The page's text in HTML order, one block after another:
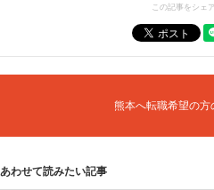
この記事をシェ
熊本へ転職希望の方
あわせて読みたい記事